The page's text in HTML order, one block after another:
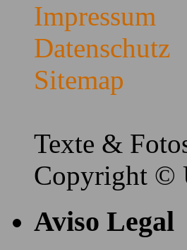
Impressum
Datenschutz
Sitemap
Texte &
Copyright ©
Aviso Legal